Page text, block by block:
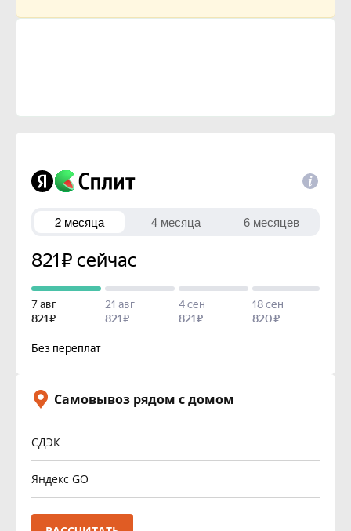
Самовывоз рядом с домом
СДЭК
Яндекс GO